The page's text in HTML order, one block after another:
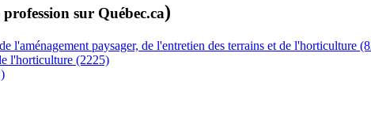
sur Québec.ca)
l'aménagement paysager, de l'entretien des terrains et de l'horticulture
l'horticulture (2225)